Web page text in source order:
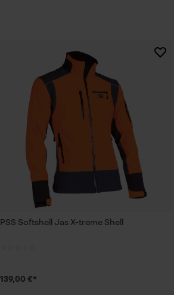
PSS Softshell Jas X-treme Shell
139,00 €*